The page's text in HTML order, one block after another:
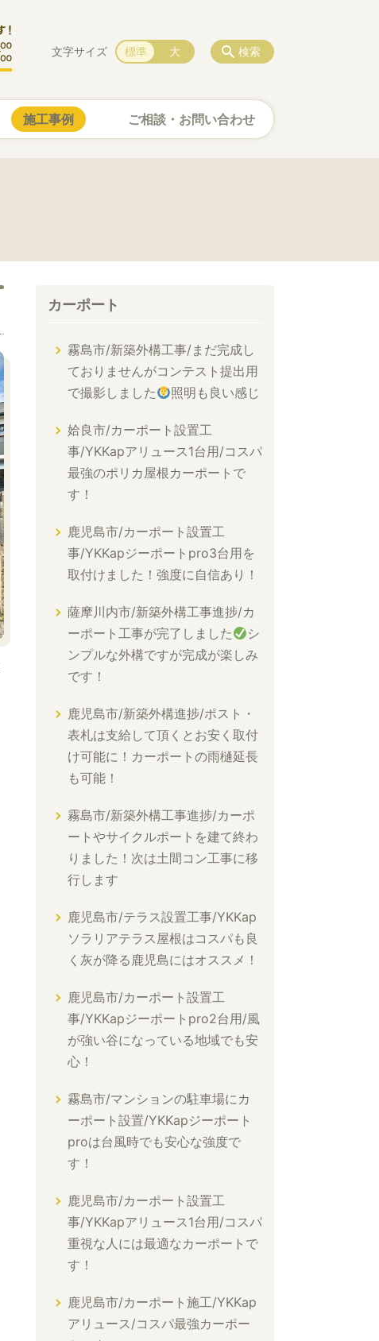
施工事例 ご相談・お問い合わせ
検索
文字サイズ 標準 大
カーポート
霧島市/新築外構工事/まだ完成し
ておりませんがコンテスト提出用
で撮影しました
照明も良い感じ
姶良市/カーポート設置工
事/YKKapアリュース1台用/コスパ
最強のポリカ屋根カーポートで
す！
鹿児島市/カーポート設置工
事/YKKapジーポートpro3台用を
取付けました！強度に自信あり！
薩摩川内市/新築外構工事進捗/カ
ーポート工事が完了しました
シ
ンプルな外構ですが完成が楽しみ
です！
鹿児島市/新築外構進捗/ポスト・
表札は支給して頂くとお安く取付
け可能に！カーポートの雨樋延長
も可能！
霧島市/新築外構工事進捗/カーポ
ートやサイクルポートを建て終わ
りました！次は土間コン工事に移
行します
鹿児島市/テラス設置工事/YKKap
ソラリアテラス屋根はコスパも良
く灰が降る鹿児島にはオススメ！
鹿児島市/カーポート設置工
事/YKKapジーポートpro2台用/風
が強い谷になっている地域でも安
心！
霧島市/マンションの駐車場にカ
ーポート設置/YKKapジーポート
proは台風時でも安心な強度で
す！
鹿児島市/カーポート設置工
事/YKKapアリュース1台用/コスパ
重視な人には最適なカーポートで
す！
鹿児島市/カーポート施工/YKKap
アリュース/コスパ最強カーポー